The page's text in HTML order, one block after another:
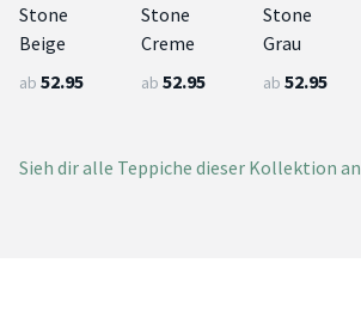
Stone
Beige
ab 52.95
Stone
Creme
ab 52.95
Stone
Grau
ab 52.95
Sieh dir alle Teppiche dieser Kollektion an